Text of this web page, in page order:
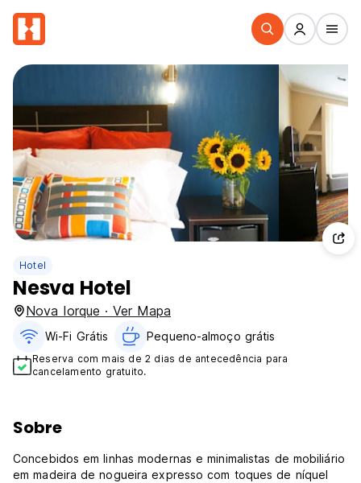
Hotel
Nesva Hotel
Nova Iorque · Ver Mapa
Wi-Fi Grátis Pequeno-almoço grátis
Reserva com mais de 2 dias de antecedência para
cancelamento gratuito.
Sobre
Concebidos em linhas modernas e minimalistas de mobiliário
em madeira de nogueira expresso com toques de níquel